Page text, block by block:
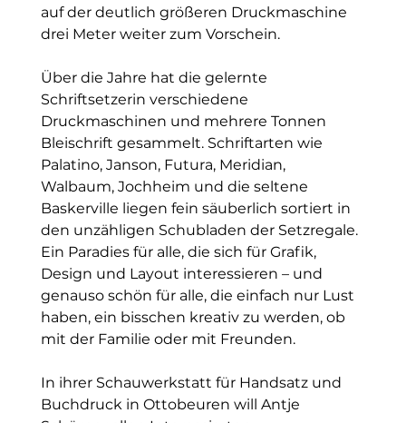
auf der deutlich größeren Druckmaschine
drei Meter weiter zum Vorschein.
Über die Jahre hat die gelernte
Schriftsetzerin verschiedene
Druckmaschinen und mehrere Tonnen
Bleischrift gesammelt. Schriftarten wie
Palatino, Janson, Futura, Meridian,
Walbaum, Jochheim und die seltene
Baskerville liegen fein säuberlich sortiert in
den unzähligen Schubladen der Setzregale.
Ein Paradies für alle, die sich für Grafik,
Design und Layout interessieren – und
genauso schön für alle, die einfach nur Lust
haben, ein bisschen kreativ zu werden, ob
mit der Familie oder mit Freunden.
In ihrer Schauwerkstatt für Handsatz und
Buchdruck in Ottobeuren will Antje